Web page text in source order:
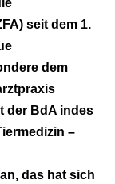
seit dem 1.
dem
der BdA indes
–
das hat sich